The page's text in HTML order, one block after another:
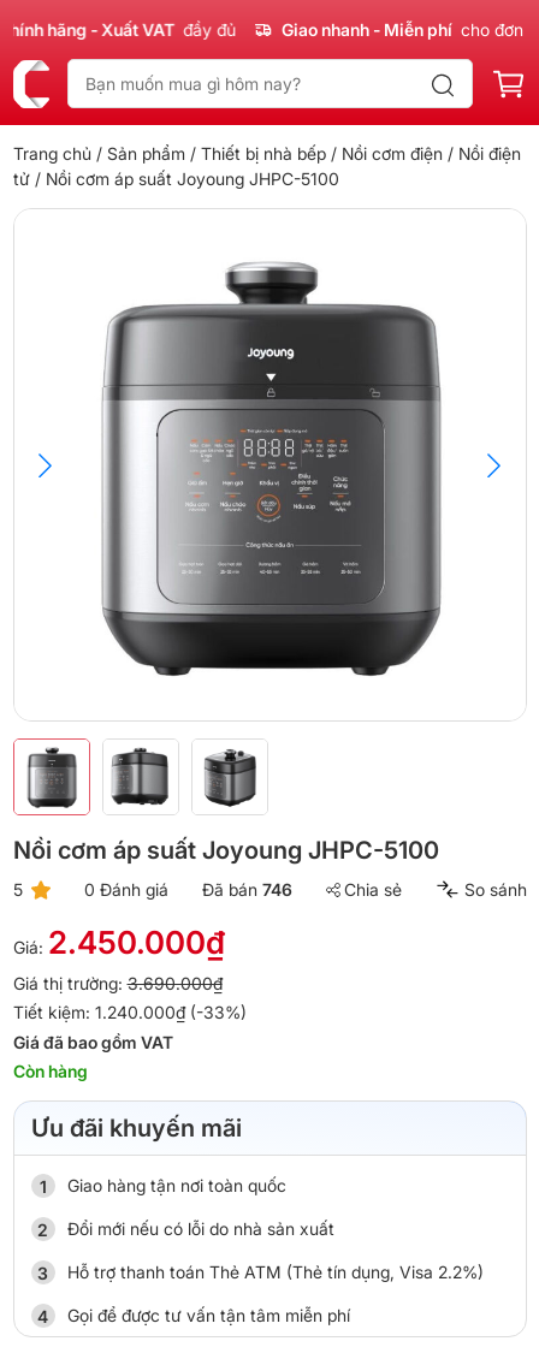
hãng - Xuất VAT đầy đủ Giao nhanh - Miễn phí cho đơn 300k
Trang chủ / Sản phẩm / Thiết bị nhà bếp/ Nồi cơm điện / Nồi điện
tử/ Nồi cơm áp suất Joyoung JHPC-5100
Nồi cơm áp suất Joyoung JHPC-5100
5 0 Đánh giá Đã bán 746 Chia sẻ So sánh
Giá: 2.450.000₫
Giá thị trường:3.690.000₫
Tiết kiệm: 1.240.000₫ (-33%)
Giá đã bao gồm VAT
Còn hàng
Ưu đãi khuyến mãi
Giao hàng tận nơi toàn quốc
Đổi mới nếu có lỗi do nhà sản xuất
Hỗ trợ thanh toán Thẻ ATM (Thẻ tín dụng, Visa 2.2%)
Gọi để được tư vấn tận tâm miễn phí